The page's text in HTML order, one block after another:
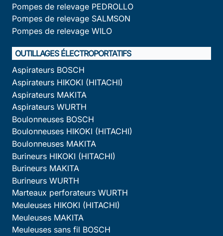
Pompes de relevage PEDROLLO
Pompes de relevage SALMSON
Pompes de relevage WILO
OUTILLAGES ÉLECTROPORTATIFS
Aspirateurs BOSCH
Aspirateurs HIKOKI (HITACHI)
Aspirateurs MAKITA
Aspirateurs WURTH
Boulonneuses BOSCH
Boulonneuses HIKOKI (HITACHI)
Boulonneuses MAKITA
Burineurs HIKOKI (HITACHI)
Burineurs MAKITA
Burineurs WURTH
Marteaux perforateurs WURTH
Meuleuses HIKOKI (HITACHI)
Meuleuses MAKITA
Meuleuses sans fil BOSCH